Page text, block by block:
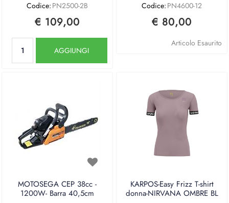
Codice: PN2500-2B
€ 109,00
AGGIUNGI
Codice: PN4600-12
€ 80,00
Articolo Esaurito
MOTOSEGA CEP 38cc -
1200W- Barra 40,5cm
KARPOS-Easy Frizz T-shirt
donna-NIRVANA OMBRE BL